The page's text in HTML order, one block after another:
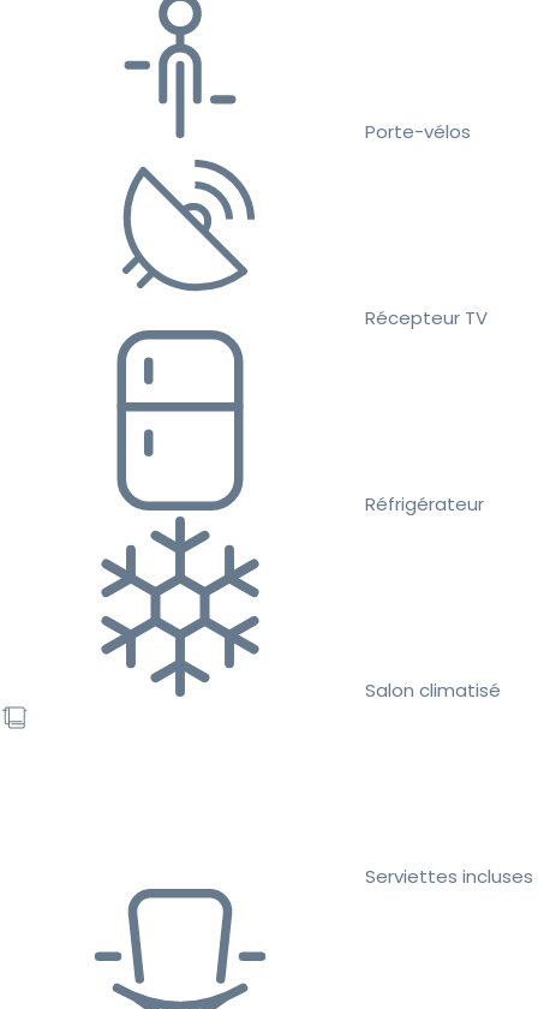
Porte-vélos
Récepteur TV
Réfrigérateur
Salon climatisé
Serviettes incluses